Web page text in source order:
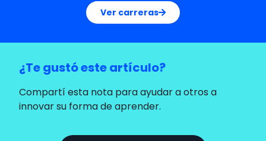
Ver carreras
¿Te gustó este artículo?
Compartí esta nota para ayudar a otros a
innovar su forma de aprender.